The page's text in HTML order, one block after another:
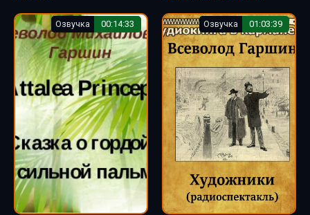
Озвучка 00:14:33 Озвучка 01:03:39